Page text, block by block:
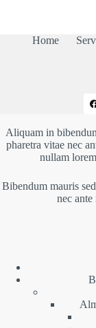
Home
Aliquam in
pharetra vitae nec
nullam
Bibendum mauris
nec ante